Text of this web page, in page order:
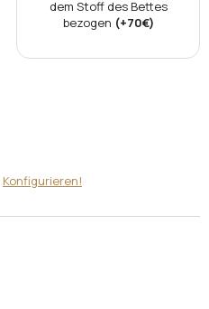
dem Stoff des Bettes
bezogen (+70€)
Konfigurieren!